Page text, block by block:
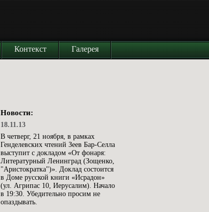
Контекст Галерея
Новости:
18.11.13
В четверг, 21 ноября, в рамках
Генделевских чтений Зеев Бар-Селла
выступит с докладом «От фонаря:
Литературный Ленинград (Зощенко,
"Аристократка")». Доклад состоится
в Доме русской книги «Исрадон»
(ул. Агрипас 10, Иерусалим). Начало
в 19:30. Убедительно просим не
опаздывать.